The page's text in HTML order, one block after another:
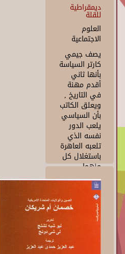
ديمقراطية
للقلة
العلوم
الاجتماعية
يصف جيمي
كارتر السياسة
بأنها ثاني
أقدم مهنة
في التاريخ ,
ويعلق الكاتب
بأن السياسي
يلعب الدور
نفسه الذي
تلعبه العاهرة
باستغلال كل
منهما
للمظاهر
والوعود من
أجل تسويق
النفس. وفي
هذا الكلام
والاقتصاد